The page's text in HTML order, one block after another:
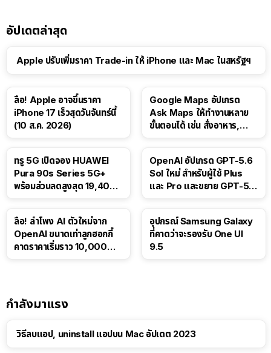
อัปเดตล่าสุด
Apple ปรับเพิ่มราคา Trade-in ให้ iPhone และ Mac ในสหรัฐฯ
ลือ! Apple อาจขึ้นราคา
iPhone 17 เร็วสุดวันจันทร์นี้
(10 ส.ค. 2026)
Google Maps อัปเกรด
Ask Maps ให้ทำงานหลาย
ขั้นตอนได้ เช่น สั่งอาหาร,
ทรู 5G เปิดจอง HUAWEI
Pura 90s Series 5G+
พร้อมส่วนลดสูงสุด 19,400
OpenAI อัปเกรด GPT-5.6
Sol ใหม่ สำหรับผู้ใช้ Plus
และ Pro และขยาย GPT-5.6
ลือ! ลำโพง AI ตัวใหม่จาก
OpenAI ขนาดเท่าลูกฮอกกี้
คาดราคาเริ่มราว 10,000
อุปกรณ์ Samsung Galaxy
ที่คาดว่าจะรองรับ One UI
9.5
กำลังมาแรง
วิธีลบแอป, uninstall แอปบน Mac อัปเดต 2023